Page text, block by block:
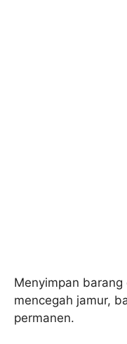
Menyimpan
mencegah jamur,
permanen.